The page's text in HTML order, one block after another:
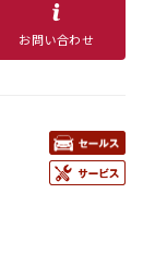
お問い合わせ